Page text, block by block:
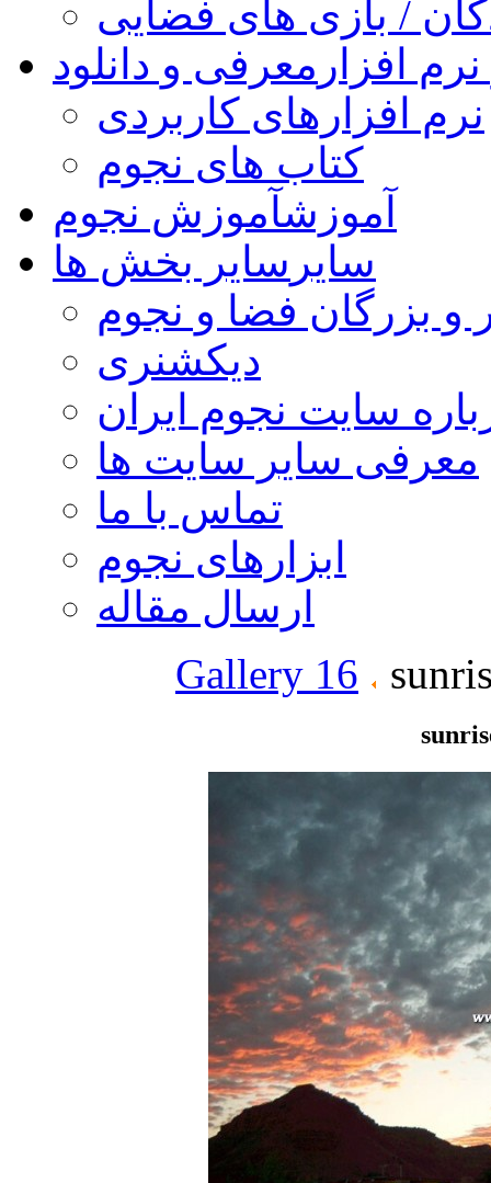
/ بازی های فضایی
افزار معرفی و دانلود
نرم افزارهای کاربردی
کتاب های نجوم
آموزشآموزش نجوم
سایر سایر بخش ها
و بزرگان فضا و نجوم
دیکشنری
سایت نجوم ایران
معرفی سایر سایت ها
تماس با ما
ابزارهای نجوم
ارسال مقاله
Gallery 16